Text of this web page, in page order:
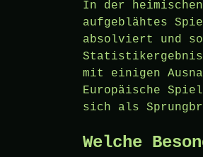
In der
aufgeblähtes
absolviert und
Statistikergebnis
mit einigen
Europäische
sich als
Welche